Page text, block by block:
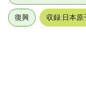
復興 収録:日本